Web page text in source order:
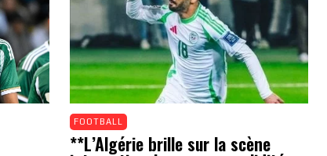
FOOTBALL
**L’Algérie brille sur la scène